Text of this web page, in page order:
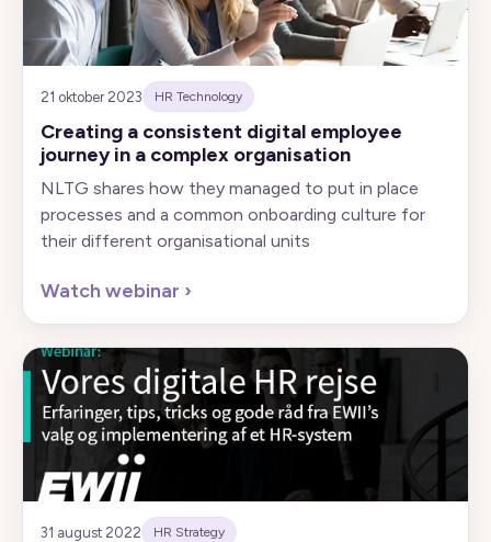
21 oktober 2023 HR Technology
Creating a consistent digital employee
journey in a complex organisation
NLTG shares how they managed to put in place
processes and a common onboarding culture for
their different organisational units
Watch webinar ›
31 august 2022 HR Strategy